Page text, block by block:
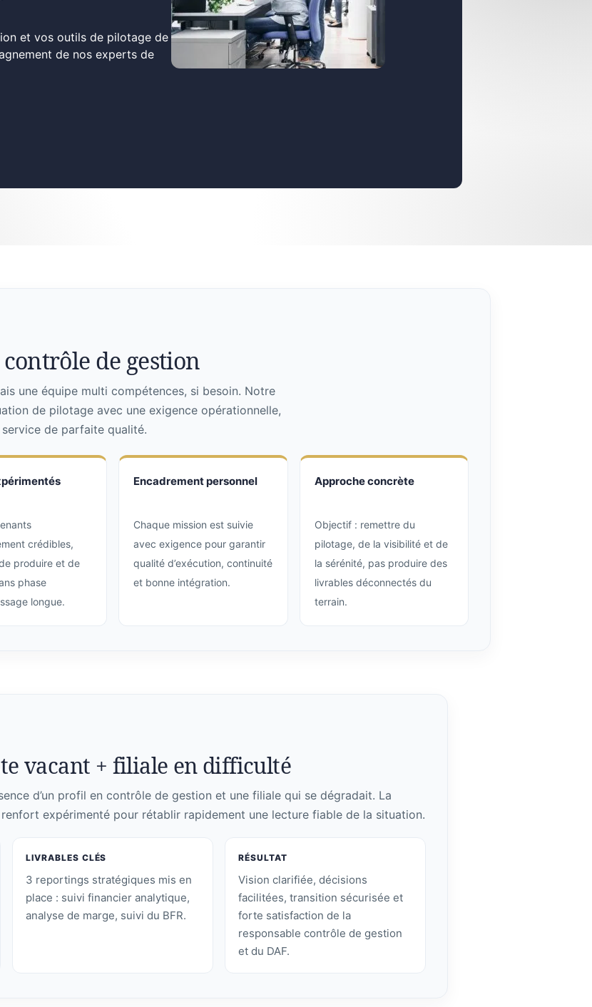
et vos outils de pilotage de
de nos experts de
de gestion
une équipe multi compétences, si besoin. Notre
de pilotage avec une exigence opérationnelle,
de parfaite qualité.
crédibles,
produire et de
phase
longue.
Encadrement personnel
Chaque mission est suivie
avec exigence pour garantir
qualité d’exécution, continuité
et bonne intégration.
Approche concrète
Objectif : remettre du
pilotage, de la visibilité et de
la sérénité, pas produire des
livrables déconnectés du
terrain.
vacant + filiale en difficulté
d’un profil en contrôle de gestion et une filiale qui se dégradait. La
expérimenté pour rétablir rapidement une lecture fiable de la situation.
LIVRABLES CLÉS
3 reportings stratégiques mis en
place : suivi financier analytique,
analyse de marge, suivi du BFR.
RÉSULTAT
Vision clarifiée, décisions
facilitées, transition sécurisée et
forte satisfaction de la
responsable contrôle de gestion
et du DAF.